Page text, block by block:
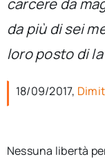
per:
carcere da
da più di sei
loro posto di
18/09/2017,
Nessuna libertà